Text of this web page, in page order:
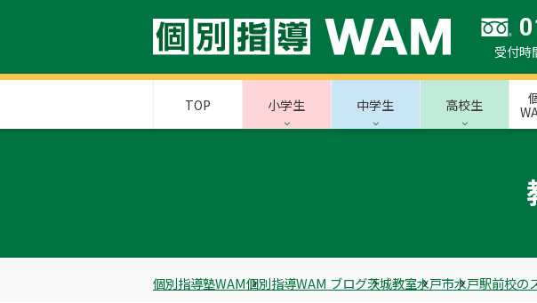
受付時
TOP 小学生 中学生 高校生
個別指導塾WAM個別指導WAM ブログ茨城教室水戸市水戸駅前校の